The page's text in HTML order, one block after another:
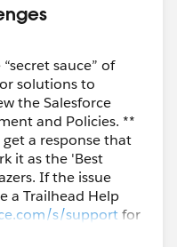
sauce” of
solutions to
the Salesforce
and Policies. **
a response that
it as the 'Best
If the issue
a Trailhead Help
s/supportfor